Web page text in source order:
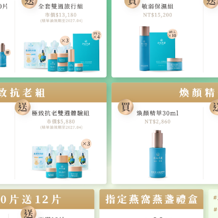
(白天)彈力乳液 / (夜間)修護晚霜 → 4. 緊緻眼霜
，以達到完整保養
險